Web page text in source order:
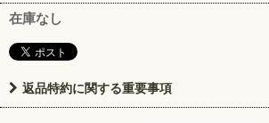
在庫なし
返品特約に関する重要事項